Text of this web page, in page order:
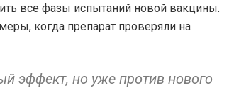
все фазы испытаний новой вакцины.
когда препарат проверяли на
эффект, но уже против нового